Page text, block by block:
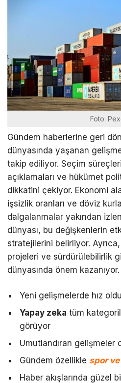
Foto:
Gündem haberlerine geri
dünyasında yaşanan
takip ediliyor. Seçim
açıklamaları ve hükümet
dikkatini çekiyor. Ekonomi
işsizlik oranları ve döviz
dalgalanmalar yakından
dünyası, bu değişkenlerin
stratejilerini belirliyor.
projeleri ve sürdürülebilirlik
dünyasında önem kazanıyor.
Yeni gelişmelerde hız
Yapay zeka tüm
görüyor
Umutlandıran gelişmeler
Gündem özellikle spor ve
Haber akışlarında güzel